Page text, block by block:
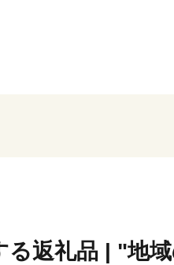
る返礼品 | "地